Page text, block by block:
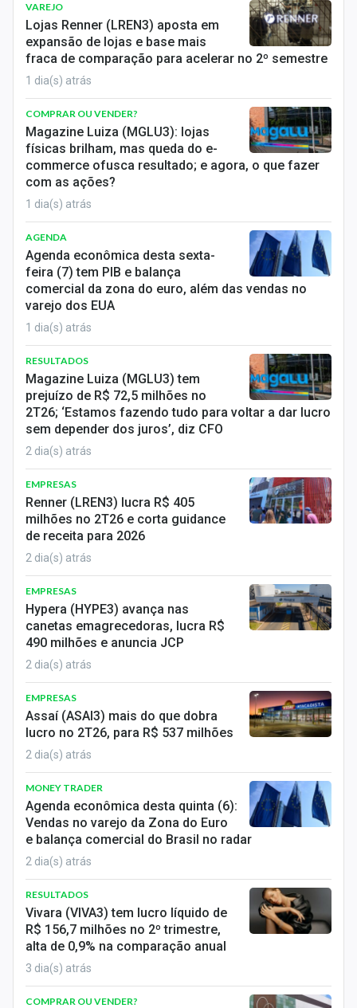
Contato
VAREJO
Lojas Renner (LREN3) aposta em
expansão de lojas e base mais
fraca de comparação para acelerar no 2º semestre
1 dia(s) atrás
COMPRAR OU VENDER?
Magazine Luiza (MGLU3): lojas
físicas brilham, mas queda do e-
commerce ofusca resultado; e agora, o que fazer
com as ações?
1 dia(s) atrás
AGENDA
Agenda econômica desta sexta-
feira (7) tem PIB e balança
comercial da zona do euro, além das vendas no
varejo dos EUA
1 dia(s) atrás
RESULTADOS
Magazine Luiza (MGLU3) tem
prejuízo de R$ 72,5 milhões no
2T26; ‘Estamos fazendo tudo para voltar a dar lucro
sem depender dos juros’, diz CFO
2 dia(s) atrás
EMPRESAS
Renner (LREN3) lucra R$ 405
milhões no 2T26 e corta guidance
de receita para 2026
2 dia(s) atrás
EMPRESAS
Hypera (HYPE3) avança nas
canetas emagrecedoras, lucra R$
490 milhões e anuncia JCP
2 dia(s) atrás
EMPRESAS
Assaí (ASAI3) mais do que dobra
lucro no 2T26, para R$ 537 milhões
2 dia(s) atrás
MONEY TRADER
Agenda econômica desta quinta (6):
Vendas no varejo da Zona do Euro
e balança comercial do Brasil no radar
2 dia(s) atrás
RESULTADOS
Vivara (VIVA3) tem lucro líquido de
R$ 156,7 milhões no 2º trimestre,
alta de 0,9% na comparação anual
3 dia(s) atrás
COMPRAR OU VENDER?